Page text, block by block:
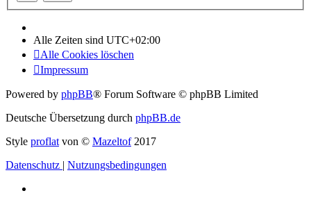
Alle Zeiten sind UTC+02:00
Alle Cookies löschen
Impressum
Powered by phpBB® Forum Software © phpBB Limited
Deutsche Übersetzung durch phpBB.de
Style proflat von © Mazeltof2017
Datenschutz | Nutzungsbedingungen